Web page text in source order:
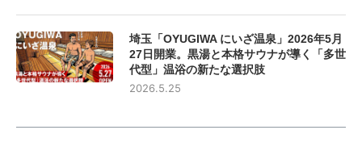
埼玉「OYUGIWA にいざ温泉」2026年5月
27日開業。黒湯と本格サウナが導く「多世
代型」温浴の新たな選択肢
2026.5.25